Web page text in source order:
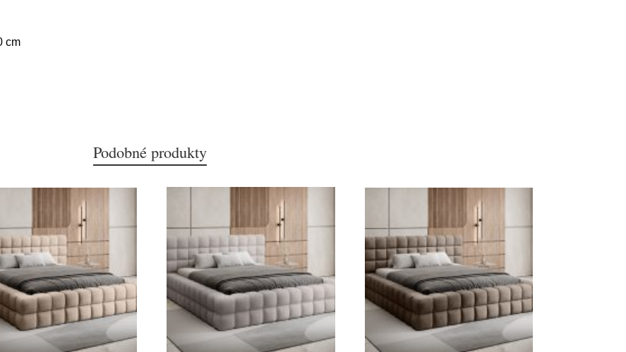
cm
Podobné produkty